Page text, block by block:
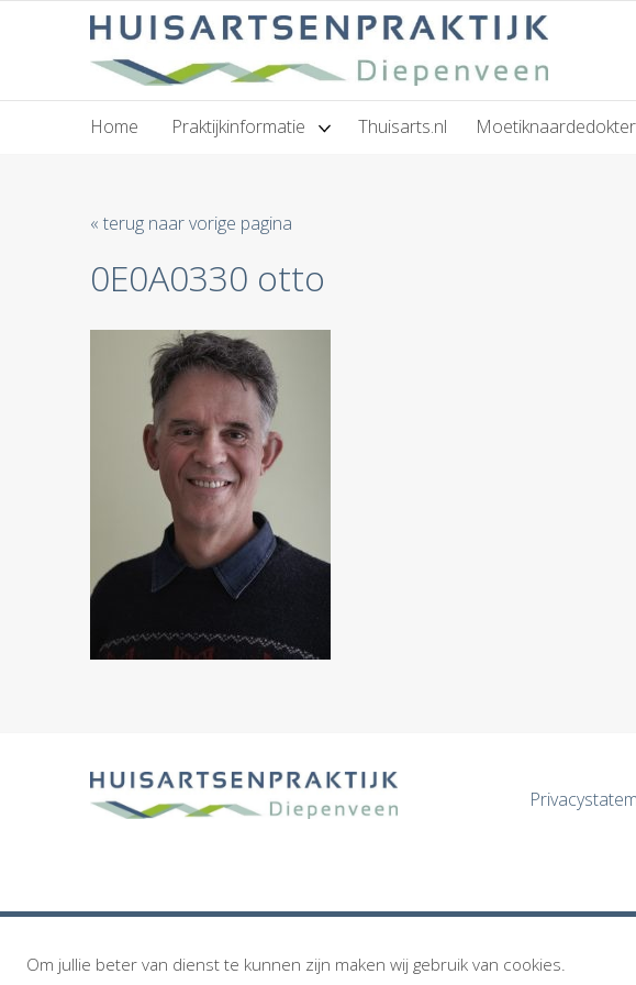
Home Praktijkinformatie Thuisarts.nl
« terug naar vorige pagina
0E0A0330 otto
Om jullie beter van dienst te kunnen zijn maken wij gebruik van cookies.